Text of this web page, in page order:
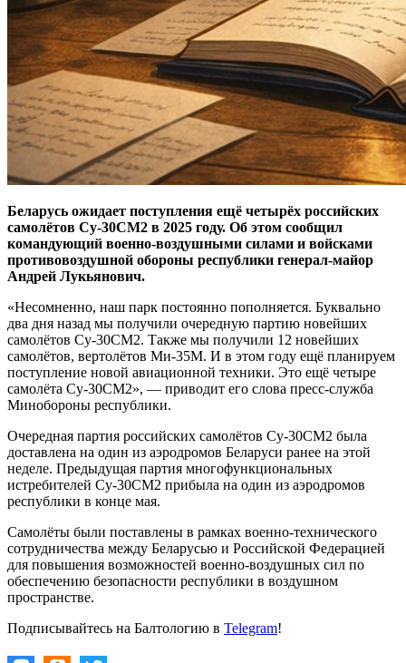
Беларусь ожидает поступления ещё четырёх российских
самолётов Су-30СМ2 в 2025 году. Об этом сообщил
командующий военно-воздушными силами и войсками
противовоздушной обороны республики генерал-майор
Андрей Лукьянович.
«Несомненно, наш парк постоянно пополняется. Буквально
два дня назад мы получили очередную партию новейших
самолётов Су-30СМ2. Также мы получили 12 новейших
самолётов, вертолётов Ми-35М. И в этом году ещё планируем
поступление новой авиационной техники. Это ещё четыре
самолёта Су-30СМ2», — приводит его слова пресс-служба
Минобороны республики.
Очередная партия российских самолётов Су-30СМ2 была
доставлена на один из аэродромов Беларуси ранее на этой
неделе. Предыдущая партия многофункциональных
истребителей Су-30СМ2 прибыла на один из аэродромов
республики в конце мая.
Самолёты были поставлены в рамках военно-технического
сотрудничества между Беларусью и Российской Федерацией
для повышения возможностей военно-воздушных сил по
обеспечению безопасности республики в воздушном
пространстве.
Подписывайтесь на Балтологию в Telegram!